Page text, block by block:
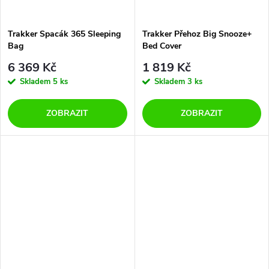
Trakker Spacák 365 Sleeping
Bag
6 369 Kč
Skladem 5 ks
ZOBRAZIT
Trakker Přehoz Big Snooze+
Bed Cover
1 819 Kč
Skladem 3 ks
ZOBRAZIT